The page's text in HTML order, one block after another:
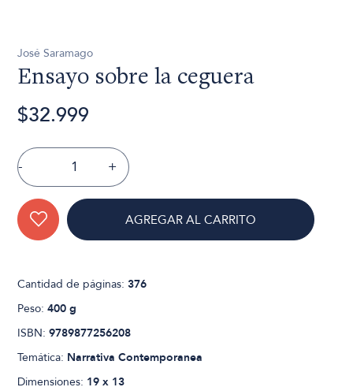
José Saramago
Ensayo sobre la ceguera
$32.999
- +
AGREGAR AL CARRITO
Cantidad de páginas:376
Peso:400 g
ISBN:9789877256208
Temática: Narrativa Contemporanea
Dimensiones: 19 x 13